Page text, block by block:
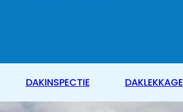
DAKINSPECTIE DAKLEKKAGE